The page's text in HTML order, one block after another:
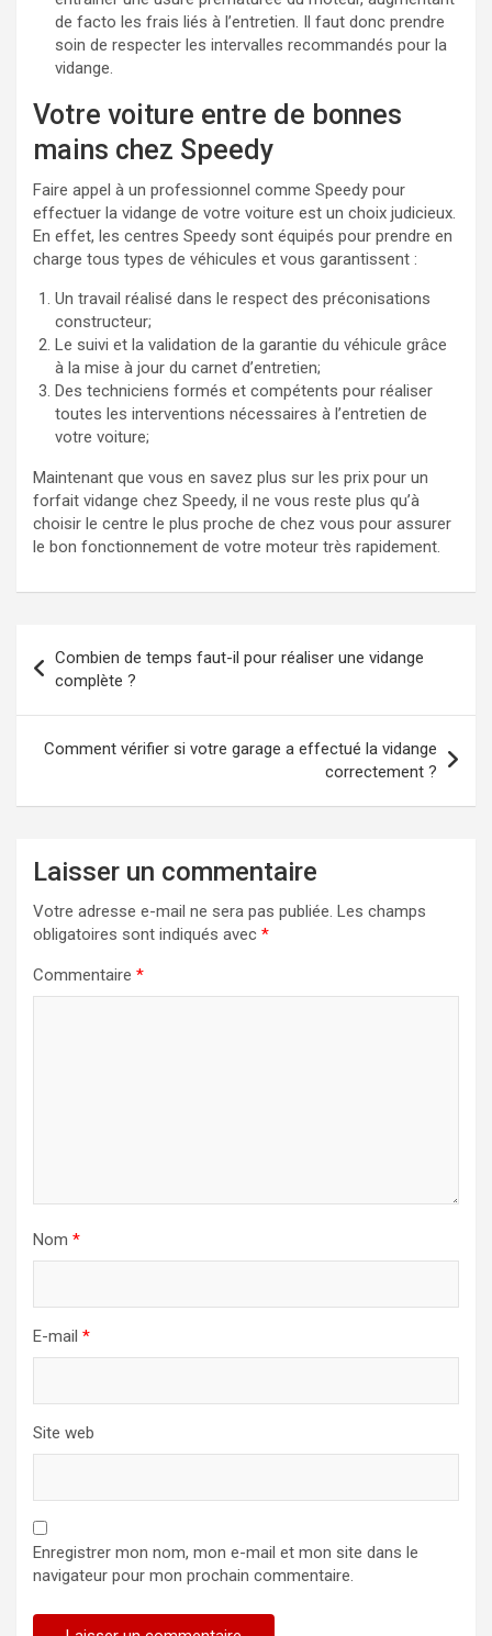
de facto les frais liés à l’entretien. Il faut donc prendre
soin de respecter les intervalles recommandés pour la
vidange.
Votre voiture entre de bonnes
mains chez Speedy
Faire appel à un professionnel comme Speedy pour
effectuer la vidange de votre voiture est un choix judicieux.
En effet, les centres Speedy sont équipés pour prendre en
charge tous types de véhicules et vous garantissent :
Un travail réalisé dans le respect des préconisations
constructeur;
Le suivi et la validation de la garantie du véhicule grâce
à la mise à jour du carnet d’entretien;
Des techniciens formés et compétents pour réaliser
toutes les interventions nécessaires à l’entretien de
votre voiture;
Maintenant que vous en savez plus sur les prix pour un
forfait vidange chez Speedy, il ne vous reste plus qu’à
choisir le centre le plus proche de chez vous pour assurer
le bon fonctionnement de votre moteur très rapidement.
de
l’article
Combien de temps faut-il pour réaliser une vidange
complète ?
Comment vérifier si votre garage a effectué la vidange
correctement ?
Laisser un commentaire
Votre adresse e-mail ne sera pas publiée. Les champs
obligatoires sont indiqués avec *
Commentaire *
Nom *
E-mail *
Site web
Enregistrer mon nom, mon e-mail et mon site dans le
navigateur pour mon prochain commentaire.